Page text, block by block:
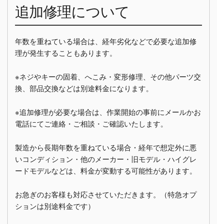
追加修理について
年数を重ねている場合は、経年劣化などで必要な追加修
理が発生することもあります。
※ネジやキーの固着、へこみ・変形修理、その他パーツ交
換、部品交換などは別途料金になります。
※追加修理が必要な場合は、作業開始の事前にメールかお
電話にてご連絡・ご相談・ご確認いたします。
製造から長期年数を重ねている場合・経年で想定外に悪
いコンディション・他のメーカー・旧モデル・ハイグレ
ードモデルなどは、料金が変動する可能性があります。
お急ぎのお客様も対応させていただきます。（特急オプ
ションは別途料金です）